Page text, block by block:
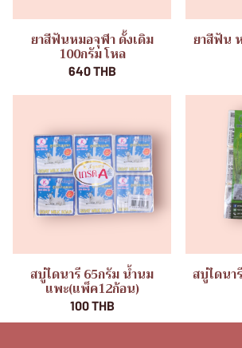
ยาสีฟันหมอจุฬา ดั้งเดิม
100กรัม โหล
640 THB
ยาสีฟัน
สบู่ไดนารี 65กรัม น้ำนม
แพะ(แพ็ค12ก้อน)
100 THB
สบู่ไดนา